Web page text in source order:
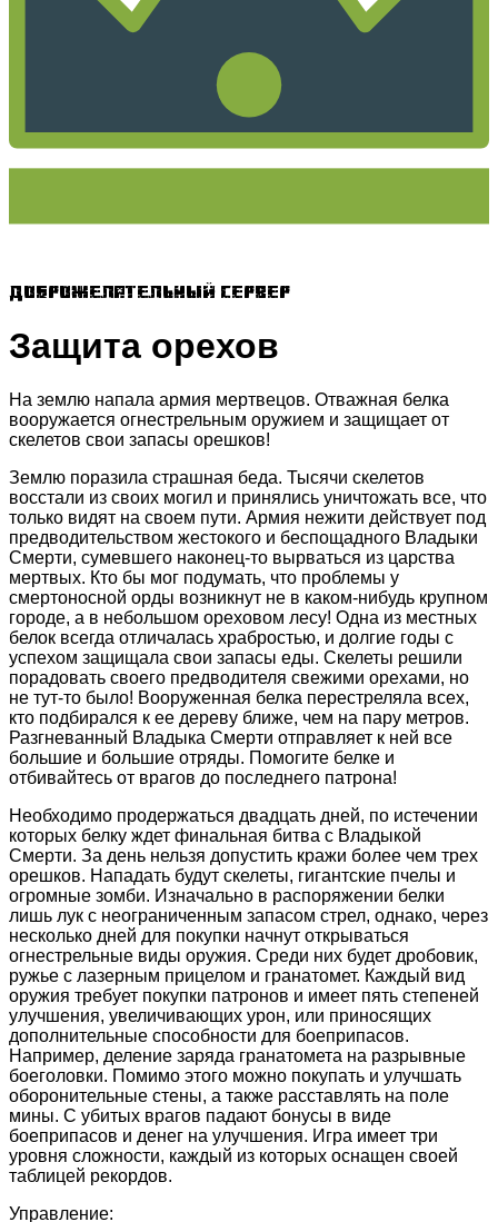
Доброжелательный сервер
Защита орехов
На землю напала армия мертвецов. Отважная белка
вооружается огнестрельным оружием и защищает от
скелетов свои запасы орешков!
Землю поразила страшная беда. Тысячи скелетов
восстали из своих могил и принялись уничтожать все, что
только видят на своем пути. Армия нежити действует под
предводительством жестокого и беспощадного Владыки
Смерти, сумевшего наконец-то вырваться из царства
мертвых. Кто бы мог подумать, что проблемы у
смертоносной орды возникнут не в каком-нибудь крупном
городе, а в небольшом ореховом лесу! Одна из местных
белок всегда отличалась храбростью, и долгие годы с
успехом защищала свои запасы еды. Скелеты решили
порадовать своего предводителя свежими орехами, но
не тут-то было! Вооруженная белка перестреляла всех,
кто подбирался к ее дереву ближе, чем на пару метров.
Разгневанный Владыка Смерти отправляет к ней все
большие и большие отряды. Помогите белке и
отбивайтесь от врагов до последнего патрона!
Необходимо продержаться двадцать дней, по истечении
которых белку ждет финальная битва с Владыкой
Смерти. За день нельзя допустить кражи более чем трех
орешков. Нападать будут скелеты, гигантские пчелы и
огромные зомби. Изначально в распоряжении белки
лишь лук с неограниченным запасом стрел, однако, через
несколько дней для покупки начнут открываться
огнестрельные виды оружия. Среди них будет дробовик,
ружье с лазерным прицелом и гранатомет. Каждый вид
оружия требует покупки патронов и имеет пять степеней
улучшения, увеличивающих урон, или приносящих
дополнительные способности для боеприпасов.
Например, деление заряда гранатомета на разрывные
боеголовки. Помимо этого можно покупать и улучшать
оборонительные стены, а также расставлять на поле
мины. С убитых врагов падают бонусы в виде
боеприпасов и денег на улучшения. Игра имеет три
уровня сложности, каждый из которых оснащен своей
таблицей рекордов.
Управление: